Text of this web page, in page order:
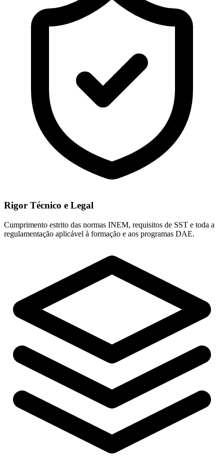
Rigor Técnico e Legal
Cumprimento estrito das normas INEM, requisitos de SST e toda a
regulamentação aplicável à formação e aos programas DAE.